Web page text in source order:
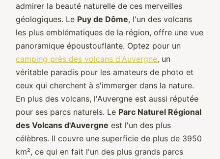
admirer la beauté naturelle de ces merveilles
géologiques. Le Puy de Dôme, l'un des volcans
les plus emblématiques de la région, offre une vue
panoramique époustouflante. Optez pour un
camping près des volcans d'Auvergne, un
véritable paradis pour les amateurs de photo et
ceux qui cherchent à s'immerger dans la nature.
En plus des volcans, l'Auvergne est aussi réputée
pour ses parcs naturels. Le Parc Naturel Régional
des Volcans d'Auvergne est l'un des plus
célèbres. Il couvre une superficie de plus de 3950
km², ce qui en fait l'un des plus grands parcs